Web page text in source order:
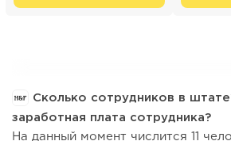
Сколько сотрудников в
заработная плата сотрудника?
На данный момент числится 11